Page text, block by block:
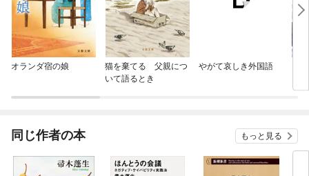
オランダ宿の娘
猫を棄てる 父親につ
いて語るとき
やがて哀しき外国語
ラ
同じ作者の本 もっと見る